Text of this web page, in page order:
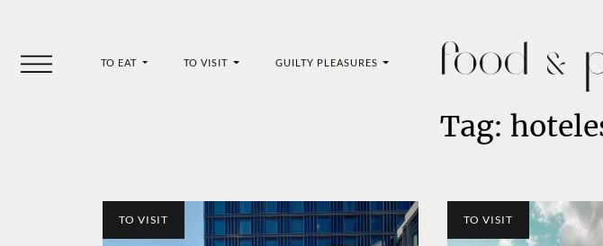
TO EAT TO VISIT GUILTY PLEASURES
Tag:
TO VISIT TO VISIT